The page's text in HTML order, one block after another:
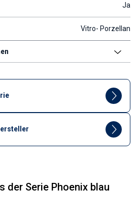
Ja
Vitro- Porzellan
der Serie Phoenix blau